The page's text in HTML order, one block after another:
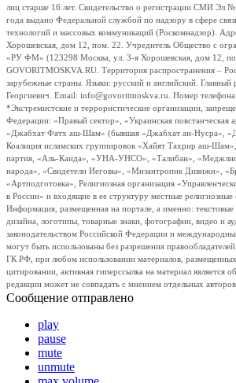
лиц старше 16 лет. Свидетельство о регистрации СМИ Эл
года выдано Федеральной службой по надзору в сфере
технологий и массовых коммуникаций (Роскомнадзор).
Хорошевская, дом 12, пом. 22. Учредитель Общество с
«РУ ФМ» (123298 Москва, ул. 3-я Хорошевская, дом 12,
GOVORITMOSKVA.RU. Территория распространения –
зарубежные страны. Языки: русский и английский. Главный
Георгиевич. Email: info@govoritmoskva.ru. Номер
*Экстремистские и террористические организации,
Федерации: «Правый сектор», «Украинская
«Джабхат Фатх аш-Шам» (бывшая «Джабхат ан-Нусра»,
Коалиция исламских группировок «Хайят Тахрир аш-
партия, «Аль-Каида», «УНА-УНСО», «Талибан», «Меджлис
народа», «Свидетели Иеговы», «Мизантропик Дивижн»,
«Артподготовка», Религиозная организация
в России» и входящие в ее структуру местные религиозные
Информация, размещенная на портале, а именно:
дизайна, логотипы, товарные знаки, фотографии, видео и
законодательством Российской Федерации и
могут быть использованы без разрешения
ГК РФ, при любом использовании материалов,
цитировании, активная гиперссылка на материал является
редакции может не совпадать с мнением отдельных
Сообщение отправлено
play
pause
mute
unmute